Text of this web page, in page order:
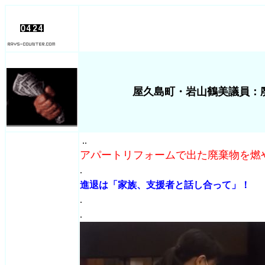
屋久島町・岩山鶴美議員：
..
アパートリフォームで出た廃棄物を燃
.
進退は「家族、支援者と話し合って」！
.
.